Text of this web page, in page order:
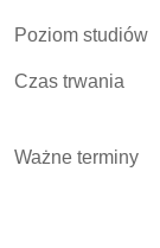
Poziom studiów
Czas trwania
Ważne terminy